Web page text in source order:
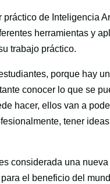
de Inteligencia
herramientas y
trabajo práctico.
porque hay
conocer lo que se
hacer, ellos van a
tener
considerada una
el beneficio del